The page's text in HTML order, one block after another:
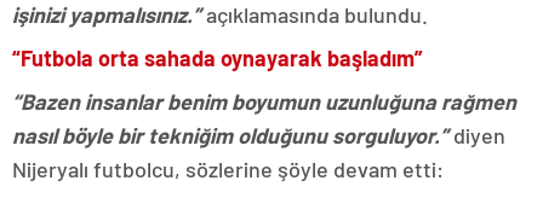
işinizi yapmalısınız.”açıklamasında bulundu.
“Futbola orta sahada oynayarak başladım”
“Bazen insanlar benim boyumun uzunluğuna rağmen
nasıl böyle bir tekniğim olduğunu sorguluyor.”diyen
Nijeryalı futbolcu, sözlerine şöyle devam etti: